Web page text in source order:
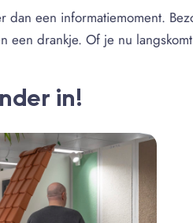
dan een informatiemoment.
een drankje. Of je nu
in!